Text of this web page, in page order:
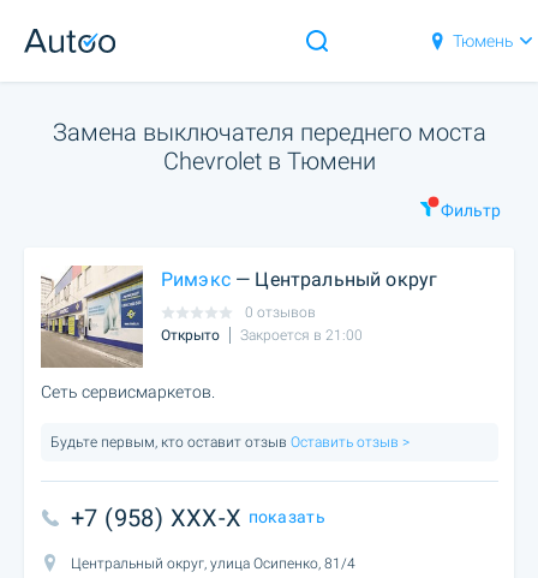
Тюмень
Замена выключателя переднего моста
Chevrolet в Тюмени
Фильтр
Римэкс— Центральный округ
0 отзывов
Открыто
Закроется в 21:00
Сеть сервисмаркетов.
Будьте первым, кто оставит отзыв Оставить отзыв >
+7 (958) XXX-X показать
Центральный округ, улица Осипенко, 81/4